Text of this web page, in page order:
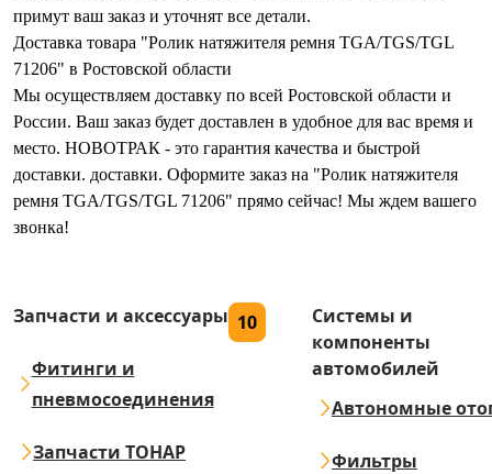
примут ваш заказ и уточнят все детали.
Доставка товара "Ролик натяжителя ремня TGA/TGS/TGL
71206" в Ростовской области
Мы осуществляем доставку по всей Ростовской области и
России. Ваш заказ будет доставлен в удобное для вас время и
место. НОВОТРАК - это гарантия качества и быстрой
доставки. доставки. Оформите заказ на "Ролик натяжителя
ремня TGA/TGS/TGL 71206" прямо сейчас! Мы ждем вашего
звонка!
Запчасти и аксессуары 10
Фитинги и
пневмосоединения
Запчасти ТОНАР
Системы и
компоненты
автомобилей
Автономные
Фильтры